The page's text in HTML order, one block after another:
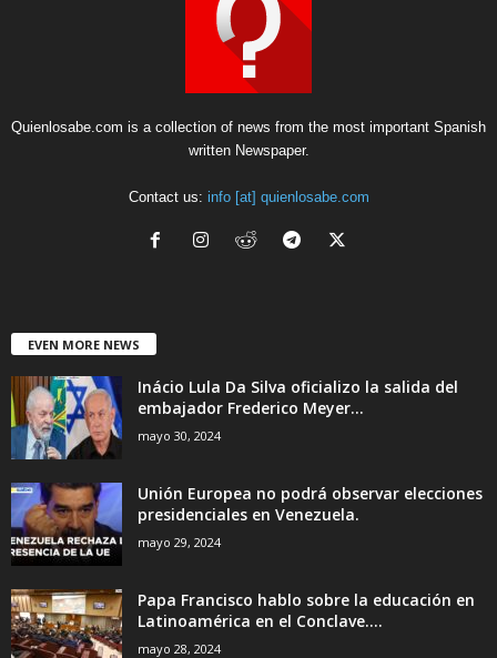
Quienlosabe.com is a collection of news from the most important Spanish
written Newspaper.
Contact us: info [at] quienlosabe.com
EVEN MORE NEWS
Inácio Lula Da Silva oficializo la salida del
embajador Frederico Meyer...
mayo 30, 2024
Unión Europea no podrá observar elecciones
presidenciales en Venezuela.
mayo 29, 2024
Papa Francisco hablo sobre la educación en
Latinoamérica en el Conclave....
mayo 28, 2024